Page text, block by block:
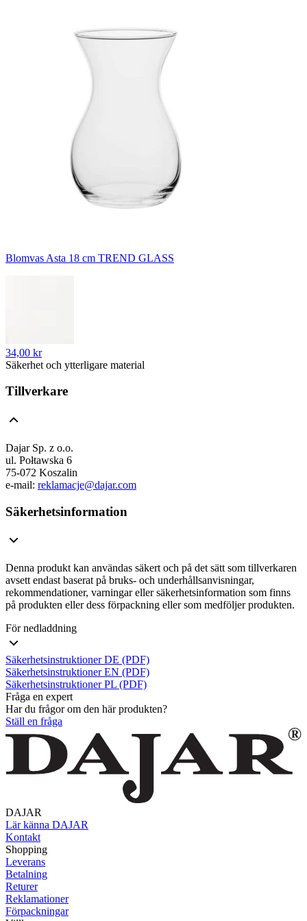
Blomvas Asta 18 cm TREND GLASS
34,00 kr
Säkerhet och ytterligare material
Tillverkare
Dajar Sp. z o.o.
ul. Połtawska 6
75-072 Koszalin
e-mail: reklamacje@dajar.com
Säkerhetsinformation
Denna produkt kan användas säkert och på det sätt som tillverkaren
avsett endast baserat på bruks- och underhållsanvisningar,
rekommendationer, varningar eller säkerhetsinformation som finns
på produkten eller dess förpackning eller som medföljer produkten.
För nedladdning
Säkerhetsinstruktioner DE (PDF)
Säkerhetsinstruktioner EN (PDF)
Säkerhetsinstruktioner PL (PDF)
Fråga en expert
Har du frågor om den här produkten?
Ställ en fråga
DAJAR
Lär känna DAJAR
Kontakt
Shopping
Leverans
Betalning
Returer
Reklamationer
Förpackningar